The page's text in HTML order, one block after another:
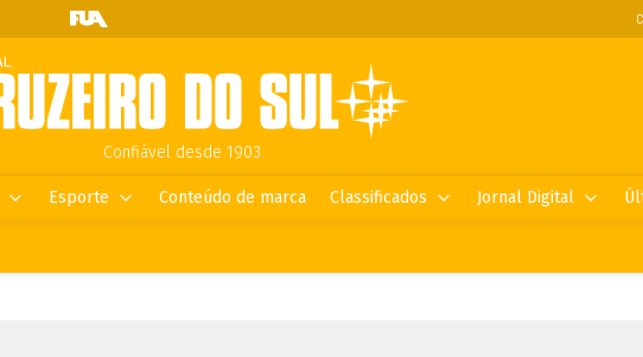
Confiável desde 1903.
Esporte Conteúdo de marca Classificados Jornal Digital